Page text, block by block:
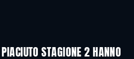
STAGIONE 2 HANNO